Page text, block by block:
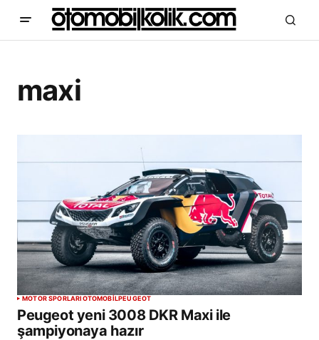
maxi
MOTOR SPORLARIOTOMOBİLPEUGEOT
Peugeot yeni 3008 DKR Maxi ile
şampiyonaya hazır